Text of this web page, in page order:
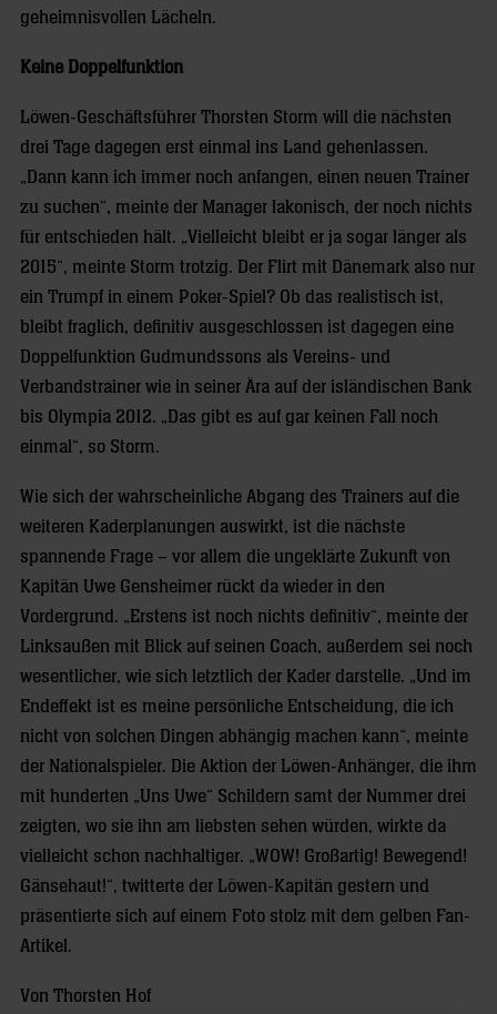
geheimnisvollen Lächeln.
Keine Doppelfunktion
Löwen-Geschäftsführer Thorsten Storm will die nächsten
drei Tage dagegen erst einmal ins Land gehenlassen.
„Dann kann ich immer noch anfangen, einen neuen Trainer
zu suchen“, meinte der Manager lakonisch, der noch nichts
für entschieden hält. „Vielleicht bleibt er ja sogar länger als
2015“, meinte Storm trotzig. Der Flirt mit Dänemark also nur
ein Trumpf in einem Poker-Spiel? Ob das realistisch ist,
bleibt fraglich, definitiv ausgeschlossen ist dagegen eine
Doppelfunktion Gudmundssons als Vereins- und
Verbandstrainer wie in seiner Ära auf der isländischen Bank
bis Olympia 2012. „Das gibt es auf gar keinen Fall noch
einmal“, so Storm.
Wie sich der wahrscheinliche Abgang des Trainers auf die
weiteren Kaderplanungen auswirkt, ist die nächste
spannende Frage – vor allem die ungeklärte Zukunft von
Kapitän Uwe Gensheimer rückt da wieder in den
Vordergrund. „Erstens ist noch nichts definitiv“, meinte der
Linksaußen mit Blick auf seinen Coach, außerdem sei noch
wesentlicher, wie sich letztlich der Kader darstelle. „Und im
Endeffekt ist es meine persönliche Entscheidung, die ich
nicht von solchen Dingen abhängig machen kann“, meinte
der Nationalspieler. Die Aktion der Löwen-Anhänger, die ihm
mit hunderten „Uns Uwe“ Schildern samt der Nummer drei
zeigten, wo sie ihn am liebsten sehen würden, wirkte da
vielleicht schon nachhaltiger. „WOW! Großartig! Bewegend!
Gänsehaut!“, twitterte der Löwen-Kapitän gestern und
präsentierte sich auf einem Foto stolz mit dem gelben Fan-
Artikel.
Von Thorsten Hof